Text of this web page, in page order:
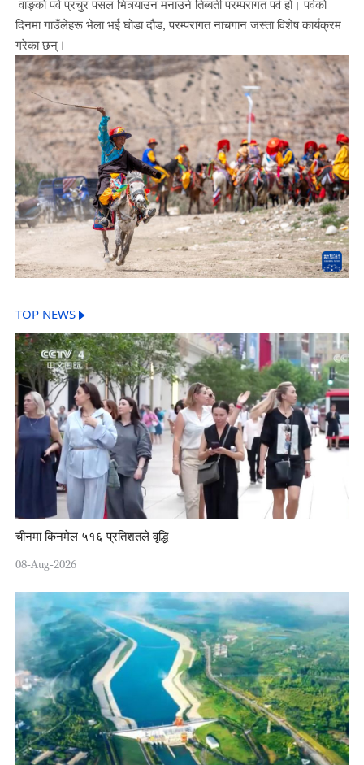
वाङ्को पर्व प्रचुर पसल भित्र्याउन मनाउने तिब्बती परम्परागत पर्व हो। पर्वको
दिनमा गाउँलेहरू भेला भई घोडा दौड, परम्परागत नाचगान जस्ता विशेष कार्यक्रम
गरेका छन्।
TOP NEWS
चीनमा किनमेल ५१६ प्रतिशतले वृद्धि
08-Aug-2026